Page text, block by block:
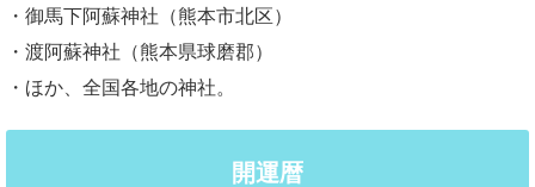
・御馬下阿蘇神社（熊本市北区）
・渡阿蘇神社（熊本県球磨郡）
・ほか、全国各地の神社。
開運暦